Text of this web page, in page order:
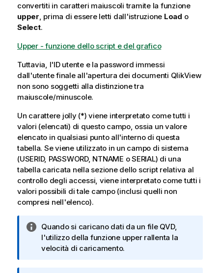
convertiti in caratteri maiuscoli tramite la funzione
upper , prima di essere letti dall'istruzione Load o
Select.
Upper - funzione dello script e del grafico
Tuttavia, l'ID utente e la password immessi
dall'utente finale all'apertura dei documenti QlikView
non sono soggetti alla distinzione tra
maiuscole/minuscole.
Un carattere jolly (*) viene interpretato come tutti i
valori (elencati) di questo campo, ossia un valore
elencato in qualsiasi punto all'interno di questa
tabella. Se viene utilizzato in un campo di sistema
(USERID, PASSWORD, NTNAME oSERIAL) di una
tabella caricata nella sezione dello script relativa al
controllo degli accessi, viene interpretato come tutti i
valori possibili di tale campo (inclusi quelli non
compresi nell'elenco).
N
o
t
Quando si caricano dati da un file QVD,
l'utilizzo della funzione upper rallenta la
velocità di caricamento.